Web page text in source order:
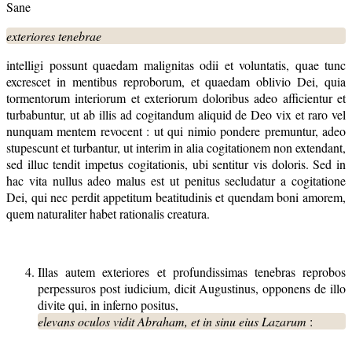
Sane
exteriores tenebrae
intelligi possunt quaedam malignitas odii et voluntatis, quae tunc
excrescet in mentibus reproborum, et quaedam oblivio Dei, quia
tormentorum interiorum et exteriorum doloribus adeo afficientur et
turbabuntur, ut ab illis ad cogitandum aliquid de Deo vix et raro vel
nunquam mentem revocent : ut qui nimio pondere premuntur, adeo
stupescunt et turbantur, ut interim in alia cogitationem non extendant,
sed illuc tendit impetus cogitationis, ubi sentitur vis doloris. Sed in
hac vita nullus adeo malus est ut penitus secludatur a cogitatione
Dei, qui nec perdit appetitum beatitudinis et quendam boni amorem,
quem naturaliter habet rationalis creatura.
Illas autem exteriores et profundissimas tenebras reprobos
perpessuros post iudicium, dicit Augustinus, opponens de illo
divite qui, in inferno positus,
elevans oculos vidit Abraham, et in sinu eius Lazarum :